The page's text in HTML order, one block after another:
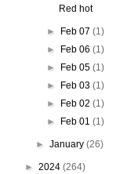
Red hot
► Feb 07(1)
►
Feb 06(1)
►
Feb 05(1)
►
Feb 03(1)
►
Feb 02(1)
►
Feb 01(1)
► January (26)
► 2024 (264)